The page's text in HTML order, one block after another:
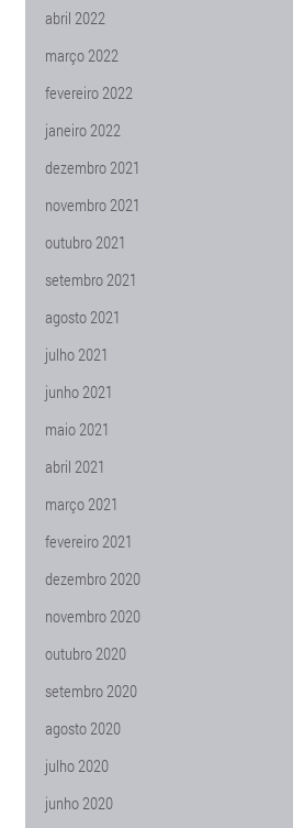
abril 2022
março 2022
fevereiro 2022
janeiro 2022
dezembro 2021
novembro 2021
outubro 2021
setembro 2021
agosto 2021
julho 2021
junho 2021
maio 2021
abril 2021
março 2021
fevereiro 2021
dezembro 2020
novembro 2020
outubro 2020
setembro 2020
agosto 2020
julho 2020
junho 2020